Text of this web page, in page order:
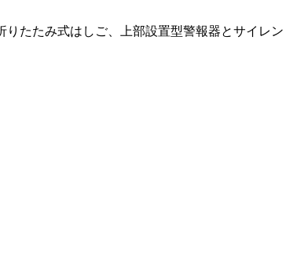
たたみ式はしご、上部設置型警報器とサイレン